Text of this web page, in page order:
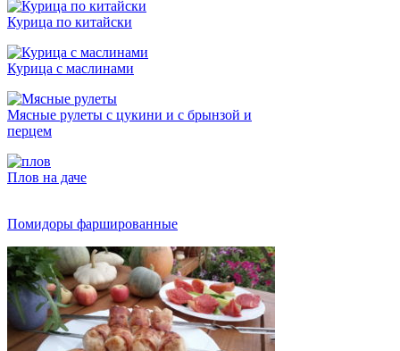
Курица по китайски
Курица с маслинами
Мясные рулеты с цукини и с брынзой и
перцем
Плов на даче
Помидоры фаршированные